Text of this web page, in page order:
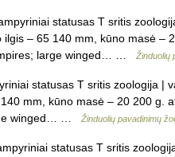
statusas T sritis
– 65 140 mm, kūno masė –
large winged… …
Žinduolių
statusas T sritis zoologija |
mm, kūno masė – 20 200 g.
winged… …
Žinduolių pavadinimų
statusas T sritis